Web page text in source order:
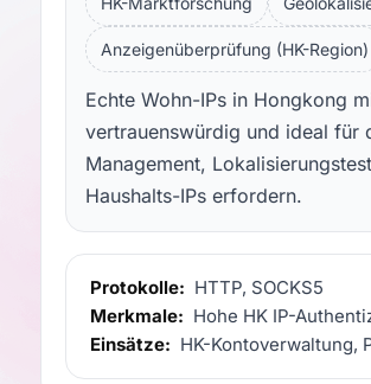
Anzeigenüberprüfung (HK-Region)
Echte Wohn-IPs in Hongkong
vertrauenswürdig und ideal für
Management,
Haushalts-IPs erfordern.
Protokolle: HTTP, SOCKS5
Merkmale: Hohe HK IP-
Einsätze: HK-Kontoverwaltung,